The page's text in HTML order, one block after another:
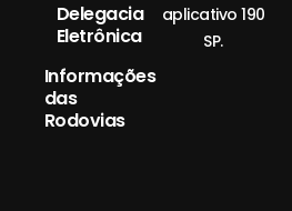
Delegacia
Eletrônica
Informações
das
Rodovias
aplicativo 190
SP.